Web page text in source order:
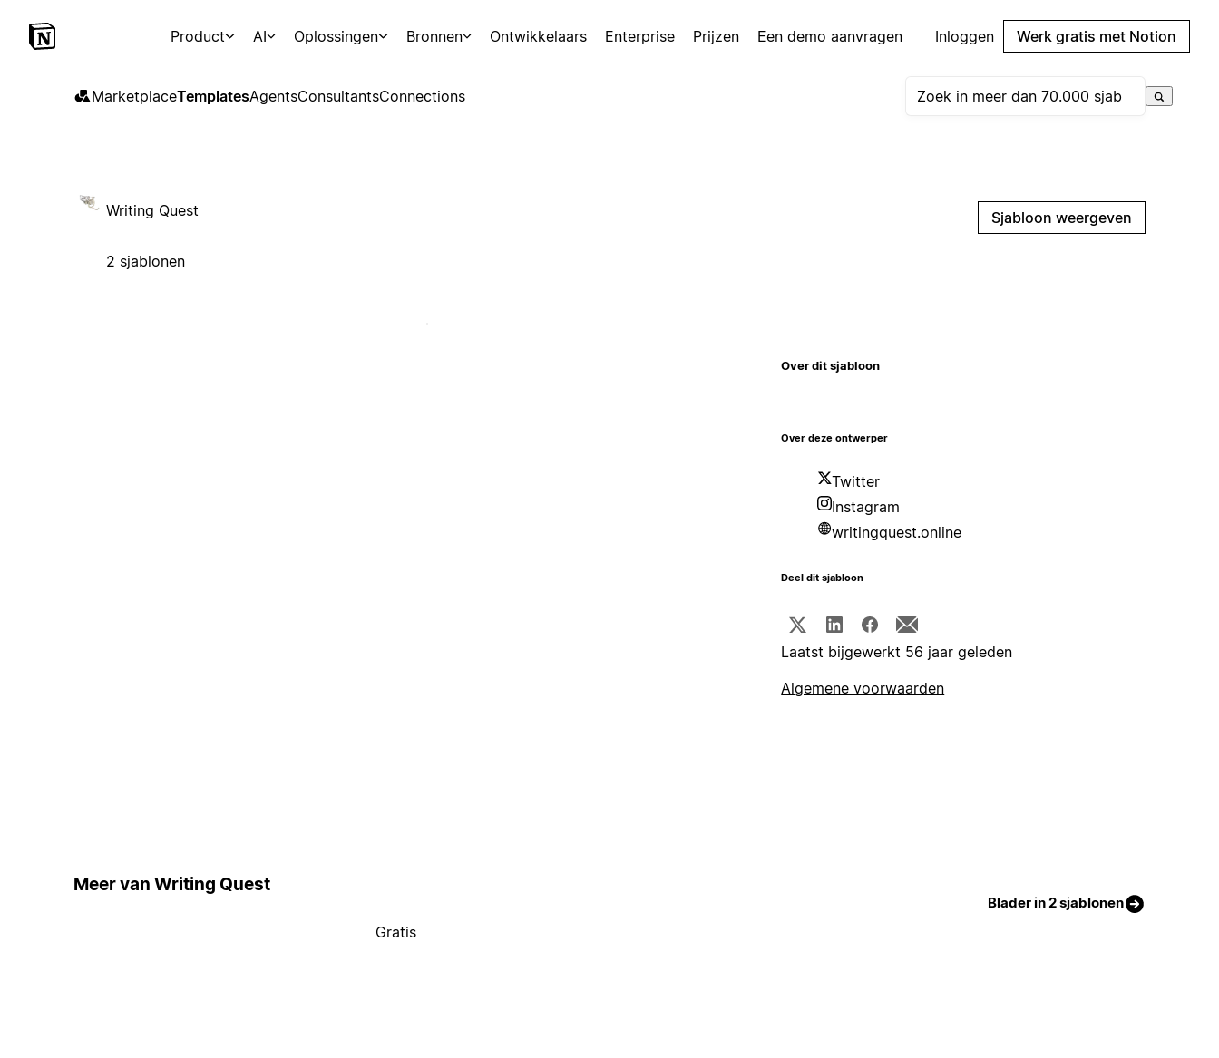
Product AI Oplossingen Bronnen Ontwikkelaars Enterprise Prijzen Een demo aanvragen Inloggen Werk gratis met Notion
MarketplaceTemplatesAgentsConsultantsConnections
Writing Quest
2 sjablonen
Sjabloon weergeven
Over dit sjabloon
Over deze ontwerper
Twitter
Instagram
writingquest.online
Deel dit sjabloon
Laatst bijgewerkt 56 jaar geleden
Algemene voorwaarden
Meer van Writing Quest
Blader in 2 sjablonen
Gratis